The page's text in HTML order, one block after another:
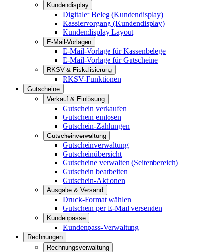
Kundendisplay
Digitaler Beleg (Kundendisplay)
Kassiervorgang (Kundendisplay)
Kundendisplay Layout
E-Mail-Vorlagen
E-Mail-Vorlage für Kassenbelege
E-Mail-Vorlage für Gutscheine
RKSV & Fiskalisierung
RKSV-Funktionen
Gutscheine
Verkauf & Einlösung
Gutschein verkaufen
Gutschein einlösen
Gutschein-Zahlungen
Gutscheinverwaltung
Gutscheinverwaltung
Gutscheinübersicht
Gutscheine verwalten (Seitenbereich)
Gutschein bearbeiten
Gutschein-Aktionen
Ausgabe & Versand
Druck-Format wählen
Gutschein per E-Mail versenden
Kundenpässe
Kundenpass-Verwaltung
Rechnungen
Rechnungsverwaltung